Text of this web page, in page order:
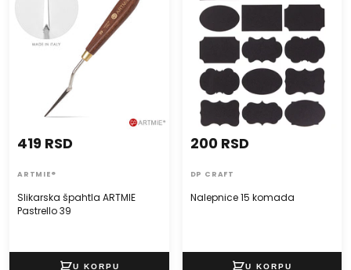
Slikarska špahtla ARTMIE
Pastrello 39
419 RSD
ARTMIE®
Nalepnice 15 komada
200 RSD
DP CRAFT